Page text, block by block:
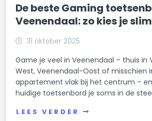
De beste Gaming
Veenendaal: zo kies je slim
31 oktober 2025
Game je veel in Veenendaal – thuis in
West, Veenendaal-Oost of misschien
appartement vlak bij het centrum –
huidige toetsenbord je soms in de
LEES VERDER